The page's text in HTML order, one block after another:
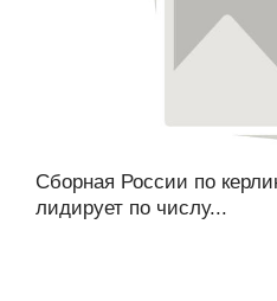
Сборная России по
лидирует по числу...